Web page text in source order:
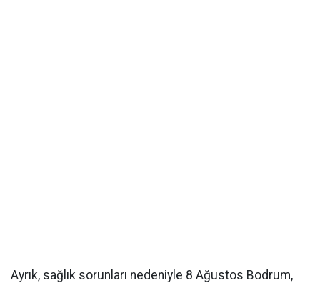
Ayrık, sağlık sorunları nedeniyle 8 Ağustos Bodrum,